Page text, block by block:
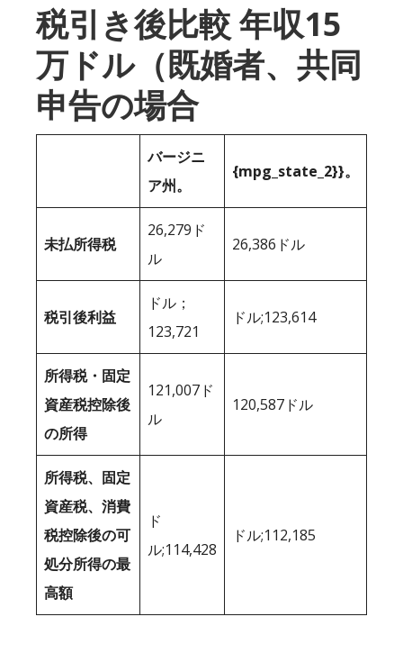
税引き後比較 年収15
万ドル（既婚者、共同
申告の場合
バージニ
ア州。
{mpg_state_2}}。
未払所得税
26,279ド
ル
26,386ドル
税引後利益
ドル；
123,721
ドル;123,614
所得税・固定
資産税控除後
の所得
121,007ド
ル
120,587ドル
所得税、固定
資産税、消費
税控除後の可
処分所得の最
高額
ド
ル;114,428
ドル;112,185